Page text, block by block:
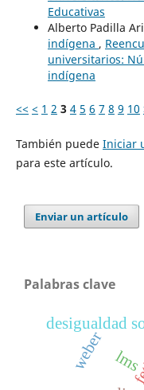
Educativas
Alberto Padilla
indígena ,
universitarios:
indígena
<< < 1 2 3 4 5 6 7 8 9 10
También puede Iniciar
para este artículo.
Enviar un artículo
Palabras clave
desigualdad
weber lms